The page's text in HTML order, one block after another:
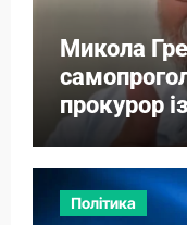
Микола
прокурор
власною
Політика